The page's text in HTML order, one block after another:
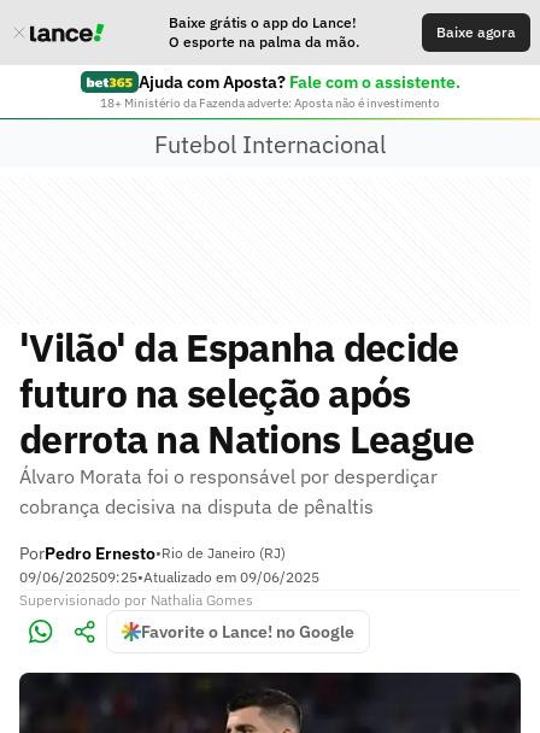
Baixe grátis o app do Lance!
O esporte na palma da mão.
Baixe agora
Ajuda com Aposta? Fale com o assistente.
18+ Ministério da Fazenda adverte: Aposta não é investimento
Futebol Internacional
'Vilão' da Espanha decide
futuro na seleção após
derrota na Nations League
Álvaro Morata foi o responsável por desperdiçar
cobrança decisiva na disputa de pênaltis
PorPedro Ernesto•Rio de Janeiro (RJ)
09/06/202509:25•Atualizado em 09/06/2025
Supervisionado por Nathalia Gomes
Favorite o Lance! no Google